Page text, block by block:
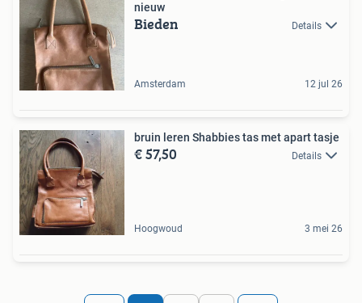
nieuw
Bieden Details
Amsterdam 12 jul 26
bruin leren Shabbies tas met apart tasje
€ 57,50 Details
Hoogwoud 3 mei 26